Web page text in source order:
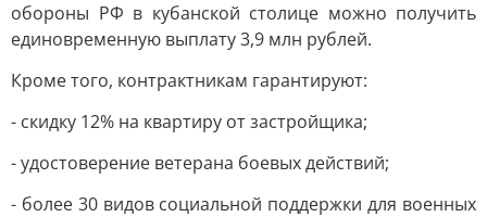
обороны РФ в кубанской столице можно получить
единовременную выплату 3,9 млн рублей.
Кроме того, контрактникам гарантируют:
- скидку 12% на квартиру от застройщика;
- удостоверение ветерана боевых действий;
- более 30 видов социальной поддержки для военных